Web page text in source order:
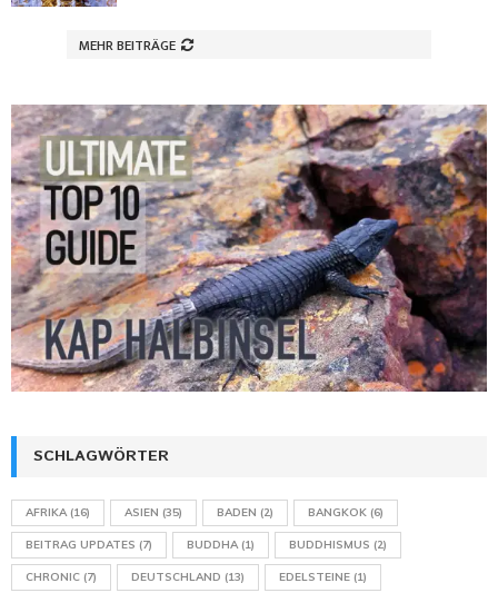
MEHR BEITRÄGE
SCHLAGWÖRTER
AFRIKA(16) ASIEN (35) BADEN (2) BANGKOK (6)
BEITRAG UPDATES (7) BUDDHA(1) BUDDHISMUS (2)
CHRONIC (7) DEUTSCHLAND (13) EDELSTEINE (1)